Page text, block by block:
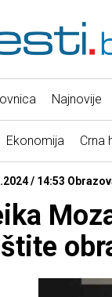
Najnovije
Ekonomija Crna
/ 14:53